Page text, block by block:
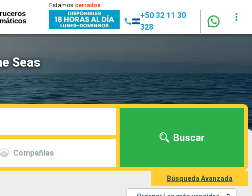
Estamos cerrados
+50 32 11 30
328
Seas
Compañías
Buscar
Búsqueda Avanzada